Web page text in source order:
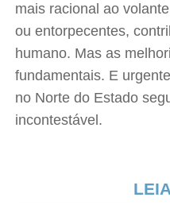
mais racional ao
ou entorpecentes,
humano. Mas as
fundamentais. E
no Norte do Estado
incontestável.